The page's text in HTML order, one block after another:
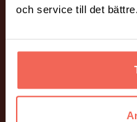
och service till det
Ett stort tack till våra fina